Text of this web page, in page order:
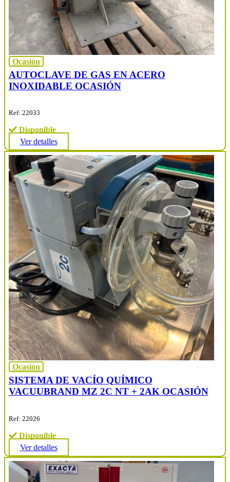
Ocasión
AUTOCLAVE DE GAS EN ACERO
INOXIDABLE OCASIÓN
Ref: 22033
Disponible
Ver detalles
Ocasión
SISTEMA DE VACÍO QUÍMICO
VACUUBRAND MZ 2C NT + 2AK OCASIÓN
Ref: 22026
Disponible
Ver detalles